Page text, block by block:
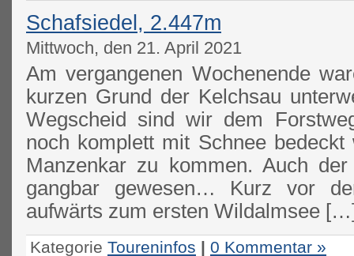
Schafsiedel, 2.447m
Mittwoch, den 21. April 2021
Am vergangenen Wochenende
kurzen Grund der Kelchsau
Wegscheid sind wir dem
noch komplett mit Schnee
Manzenkar zu kommen. Auch
gangbar gewesen… Kurz vor
aufwärts zum ersten Wildalmsee
Kategorie Toureninfos | 0 Kommentar »